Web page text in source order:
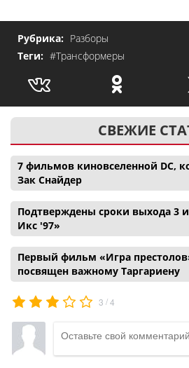
Рубрика: Разборы
Теги: #Трансформеры
СВЕЖИЕ
7 фильмов киновселенной DC,
Зак Снайдер
Подтверждены сроки выхода 3
Икс '97»
Первый фильм «Игра
посвящен важному Таргариену
3 /4